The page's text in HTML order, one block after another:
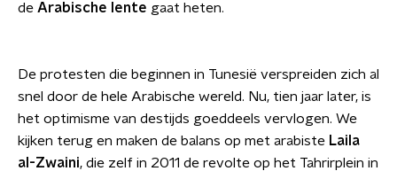
de Arabische lente gaat heten.
De protesten die beginnen in Tunesië verspreiden zich al
snel door de hele Arabische wereld. Nu, tien jaar later, is
het optimisme van destijds goeddeels vervlogen. We
kijken terug en maken de balans op met arabiste Laila
al-Zwaini, die zelf in 2011 de revolte op het Tahrirplein in